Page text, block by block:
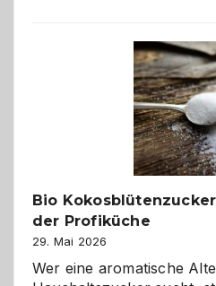
Bio
der Profiküche
29. Mai 2026
Wer eine aromatische